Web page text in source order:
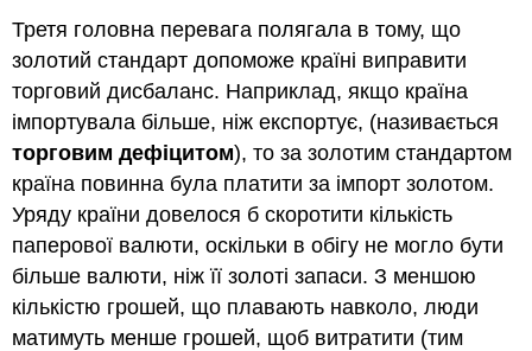
Третя головна перевага полягала в тому, що
золотий стандарт допоможе країні виправити
торговий дисбаланс. Наприклад, якщо країна
імпортувала більше, ніж експортує, (називається
торговим дефіцитом), то за золотим стандартом
країна повинна була платити за імпорт золотом.
Уряду країни довелося б скоротити кількість
паперової валюти, оскільки в обігу не могло бути
більше валюти, ніж її золоті запаси. З меншою
кількістю грошей, що плавають навколо, люди
матимуть менше грошей, щоб витратити (тим